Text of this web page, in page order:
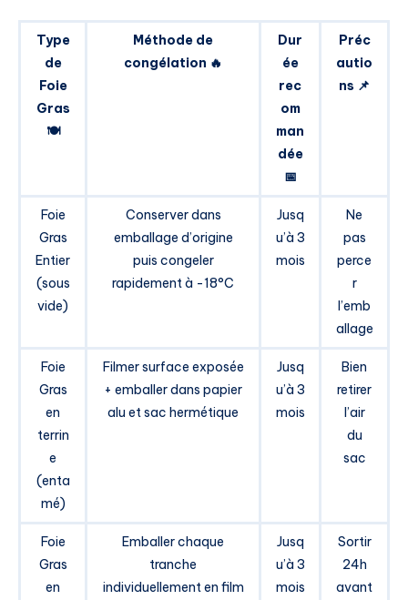
Type
de
Foie
Gras
🍽️
Méthode de
congélation 🔥
Dur
ée
rec
om
man
dée
📅
Préc
autio
ns 📌
Foie
Gras
Entier
(sous
vide)
Conserver dans
emballage d’origine
puis congeler
rapidement à -18°C
Jusq
u’à 3
mois
Ne
pas
perce
r
l’emb
allage
Foie
Gras
en
terrin
e
(enta
mé)
Filmer surface exposée
+ emballer dans papier
alu et sac hermétique
Jusq
u’à 3
mois
Bien
retirer
l’air
du
sac
Foie
Gras
en
Emballer chaque
tranche
individuellement en film
Jusq
u’à 3
mois
Sortir
24h
avant